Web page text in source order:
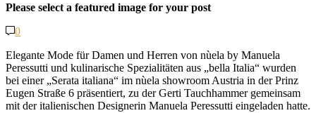
Please select a featured image for your post
0
Elegante Mode für Damen und Herren von nùela by Manuela
Peressutti und kulinarische Spezialitäten aus „bella Italia“ wurden
bei einer „Serata italiana“ im nùela showroom Austria in der Prinz
Eugen Straße 6 präsentiert, zu der Gerti Tauchhammer gemeinsam
mit der italienischen Designerin Manuela Peressutti eingeladen hatte.